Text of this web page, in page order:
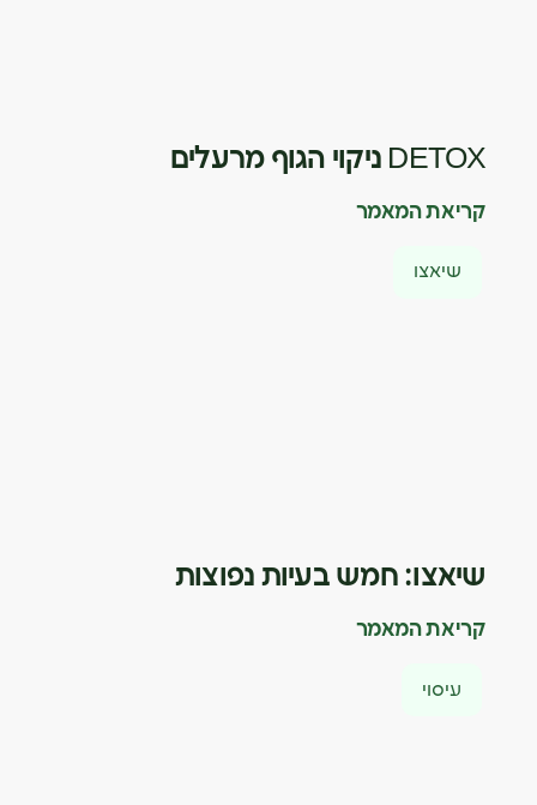
DETOX ניקוי הגוף מרעלים
קריאת המאמר
שיאצו
שיאצו: חמש בעיות נפוצות
קריאת המאמר
עיסוי